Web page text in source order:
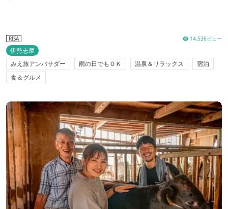
RISA 14,536ビュー
伊勢志摩
みえ旅アンバサダー
雨の日でもＯＫ 温泉＆リラックス
宿泊
食＆グルメ